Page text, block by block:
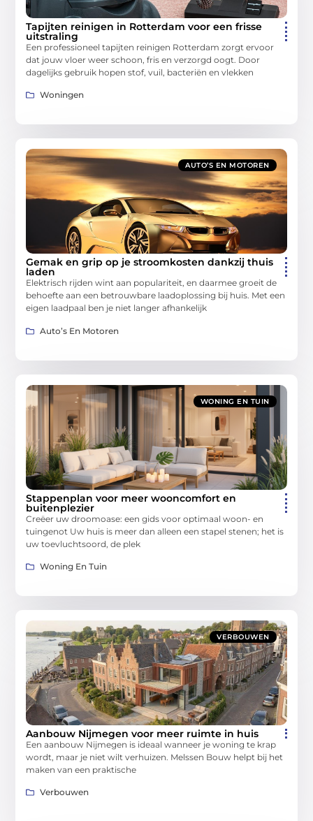
Tapijten reinigen in Rotterdam voor een frisse
uitstraling
Een professioneel tapijten reinigen Rotterdam zorgt ervoor
dat jouw vloer weer schoon, fris en verzorgd oogt. Door
dagelijks gebruik hopen stof, vuil, bacteriën en vlekken
Woningen
AUTO’S EN MOTOREN
Gemak en grip op je stroomkosten dankzij thuis
laden
Elektrisch rijden wint aan populariteit, en daarmee groeit de
behoefte aan een betrouwbare laadoplossing bij huis. Met een
eigen laadpaal ben je niet langer afhankelijk
Auto’s En Motoren
WONING EN TUIN
Stappenplan voor meer wooncomfort en
buitenplezier
Creëer uw droomoase: een gids voor optimaal woon- en
tuingenot Uw huis is meer dan alleen een stapel stenen; het is
uw toevluchtsoord, de plek
Woning En Tuin
VERBOUWEN
Aanbouw Nijmegen voor meer ruimte in huis
Een aanbouw Nijmegen is ideaal wanneer je woning te krap
wordt, maar je niet wilt verhuizen. Melssen Bouw helpt bij het
maken van een praktische
Verbouwen